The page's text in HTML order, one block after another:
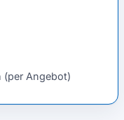
(per Angebot)